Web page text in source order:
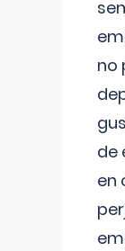
no
de
en